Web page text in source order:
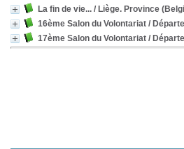
La fin de vie... / Liège. Province
16ème Salon du Volontariat /
17ème Salon du Volontariat /